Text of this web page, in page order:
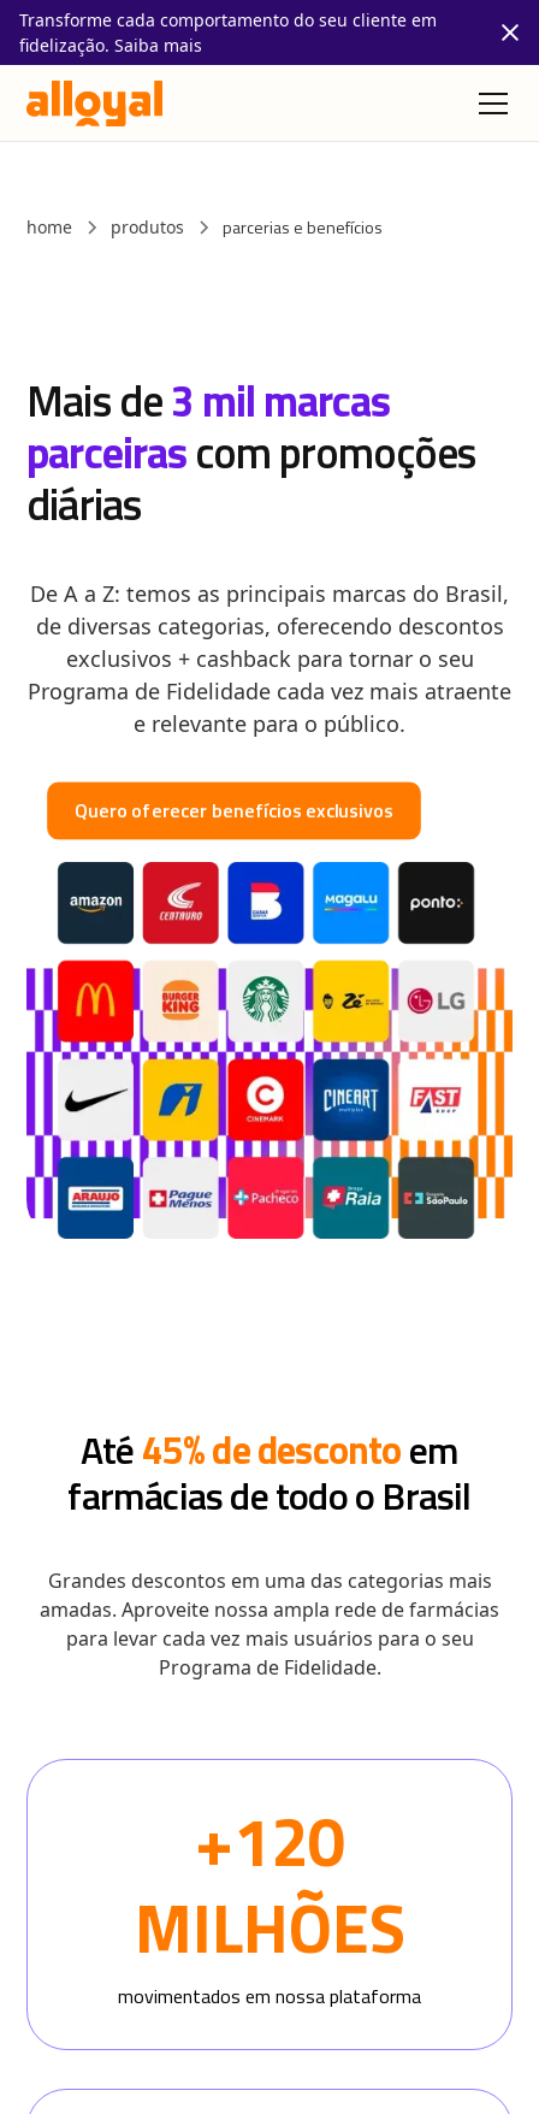
Transforme cada comportamento do seu cliente em
fidelização. Saiba mais
home produtos parcerias e benefícios
Mais de3 mil marcas
parceirascom promoções
diárias
De A a Z: temos as principais marcas do Brasil,
de diversas categorias, oferecendo descontos
exclusivos + cashback para tornar o seu
Programa de Fidelidade cada vez mais atraente
e relevante para o público.
Quero oferecer benefícios exclusivos
Até45% de descontoem
farmácias de todo o Brasil
Grandes descontos em uma das categorias mais
amadas. Aproveite nossa ampla rede de farmácias
para levar cada vez mais usuários para o seu
Programa de Fidelidade.
+120
MILHÕES
movimentados em nossa plataforma